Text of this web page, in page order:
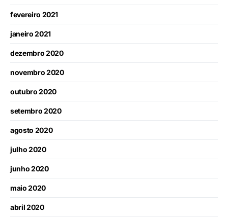
fevereiro 2021
janeiro 2021
dezembro 2020
novembro 2020
outubro 2020
setembro 2020
agosto 2020
julho 2020
junho 2020
maio 2020
abril 2020